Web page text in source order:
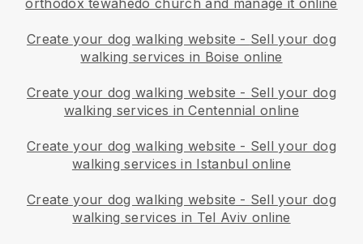
orthodox tewahedo church and manage it online
Create your dog walking website - Sell your dog
walking services in Boise online
Create your dog walking website - Sell your dog
walking services in Centennial online
Create your dog walking website - Sell your dog
walking services in Istanbul online
Create your dog walking website - Sell your dog
walking services in Tel Aviv online